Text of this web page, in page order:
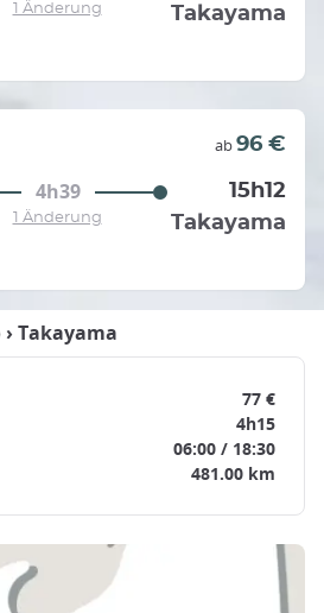
1 Änderung Takayama
ab96 €
4h39
15h12
1 Änderung Takayama
›Takayama
77 €
4h15
06:00 / 18:30
481.00 km